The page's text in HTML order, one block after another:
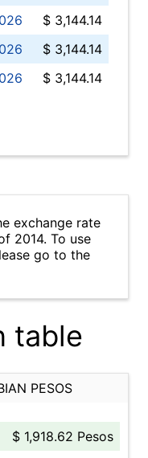
$ 3,144.14
$ 3,144.14
$ 3,144.14
exchange rate
2014. To use
go to the
table
PESOS
$ 1,918.62 Pesos